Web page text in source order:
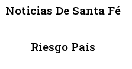
Noticias De Santa Fé
Riesgo País